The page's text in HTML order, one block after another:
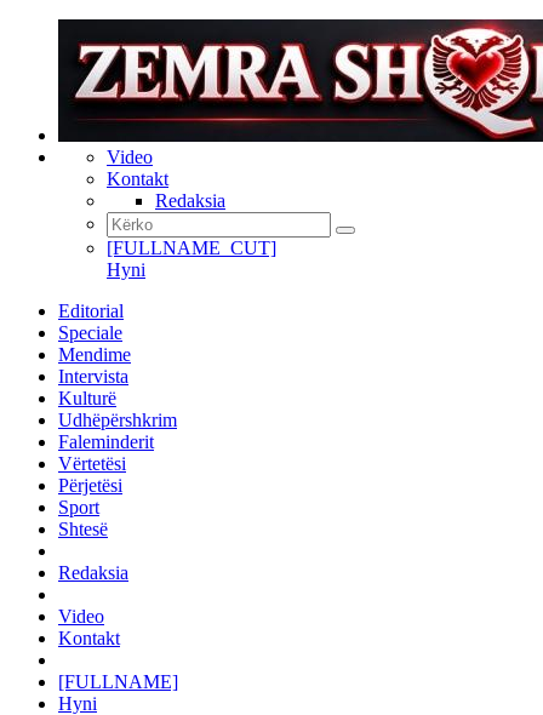
Video
Kontakt
Redaksia
[FULLNAME_CUT]
Hyni
Editorial
Speciale
Mendime
Intervista
Kulturë
Udhëpërshkrim
Faleminderit
Vërtetësi
Përjetësi
Sport
Shtesë
Redaksia
Video
Kontakt
[FULLNAME]
Hyni